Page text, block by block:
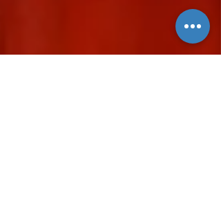
備，跨過石壆再蹲下，在老師陪伴之下慢慢
繩降落，看來都有板有眼，原來她是應屆文
試考生。這間中學今年推出「七年級生涯...